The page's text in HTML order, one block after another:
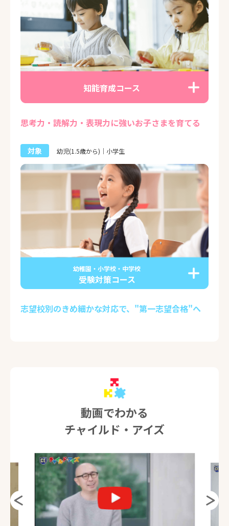
知能育成コース
思考力・読解力・表現力に強いお子さまを育てる
対象 幼児(1.5歳から)｜小学生
幼稚園・小学校・中学校
受験対策コース
志望校別のきめ細かな対応で、"第一志望合格"へ
動画でわかる
チャイルド・アイズ